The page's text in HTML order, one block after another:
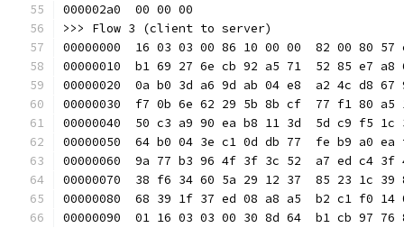
000002a0  00 00 00
>>> Flow 3 (client to server)
00000000  16 03 03 00 86 10 00 00  82 00
00000010  b1 69 27 6e cb 92 a5 71  52 85
00000020  0a b0 3d a6 9d ab 04 e8  a2 4c
00000030  f7 0b 6e 62 29 5b 8b cf  77 f1 80
00000040  50 c3 a9 90 ea b8 11 3d  5d c9
00000050  64 b0 04 3e c1 0d db 77  fe b9
00000060  9a 77 b3 96 4f 3f 3c 52  a7 ed c4
00000070  38 f6 34 60 5a 29 12 37  85 23 1c
00000080  68 39 1f 37 ed 08 a8 a5  b2 c1
00000090  01 16 03 03 00 30 8d 64  b1 cb